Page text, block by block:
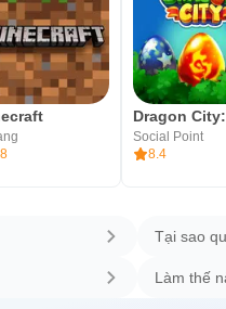
Social Point
8.4
Tại sao
Làm thế